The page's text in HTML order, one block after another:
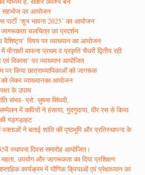
सहभोज का आयोजन
पार्टी ‘शुभ भावना 2025’ का आयोजन
जागरूकता चलचित्र का प्रदर्शन
विषय पर व्याख्यान का आयोजन
में मीनाक्षी बाफना प्रथम व प्रकृति चैधरी द्वितीय रही
एवं विकास’ पर व्याख्यान आयोजित
पर किया छात्राध्यापिकाओं को जागरूक
लेकर व्याख्यानका आयोजन
के उपाय
संभव- प्रो. सुषमा सिंघवी,
में कवियों ने हंसाया, गुदगुदाया, वीर रस से किया
गड़गड़ाहट
में वक्ताओं ने बताई शांति की पृष्ठभूमि और प्रतिस्थापना के
स्थापना दिवस समारोह आयोजित।
उपयोग और जागरूकता का दिया प्रशिक्षण
कार्यक्रम में यौगिक क्रियाओं एवं प्रेक्षाध्यान का